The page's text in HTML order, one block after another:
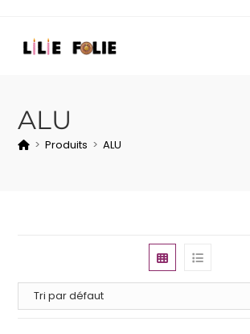
ALU
> Produits > ALU